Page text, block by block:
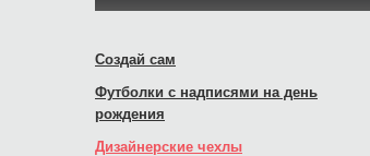
Создай сам
Футболки с надписями на день
рождения
Дизайнерские чехлы